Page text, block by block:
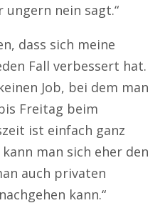
ungern nein sagt.“
dass sich meine
Fall verbessert hat.
Job, bei dem man
Freitag beim
ist einfach ganz
man sich eher den
auch privaten
kann.“